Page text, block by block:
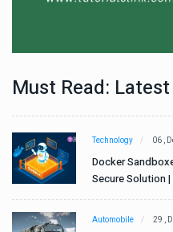
Must Read:
Technology 06 ,
Docker
Secure Solution
Automobile 29 ,